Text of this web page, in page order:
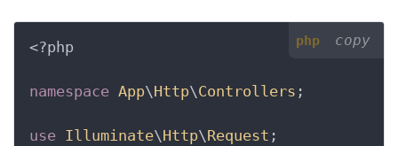
php copy
<?php
namespace App\Http\Controllers ;
use Illuminate\Http\Request ;